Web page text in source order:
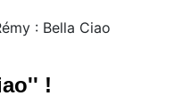
: Bella Ciao
!